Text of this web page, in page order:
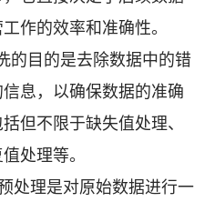
作的效率和准确性。
的目的是去除数据中的错
息，以确保数据的准确
但不限于缺失值处理、
处理等。
处理是对原始数据进行一